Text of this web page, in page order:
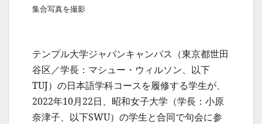
集合写真を撮影
テンプル大学ジャパンキャンパス（東京都世田
谷区／学長：マシュー・ウィルソン、以下
TUJ）の日本語学科コースを履修する学生が、
2022年10月22日、昭和女子大学（学長：小原
奈津子、以下SWU）の学生と合同で句会に参